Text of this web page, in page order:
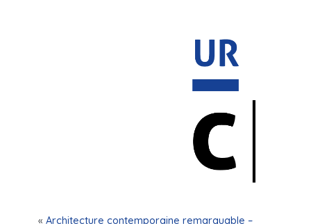
« Architecture contemporaine remarquable –